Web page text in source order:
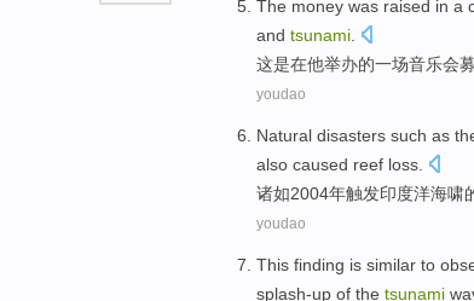
The money was raised in a
and tsunami
这是在他举办的一场音乐会
youdao
Natural disasters such as
also caused reef loss
诸如2004年触发印度洋海啸
youdao
This finding is similar to
splash-up of the tsunami